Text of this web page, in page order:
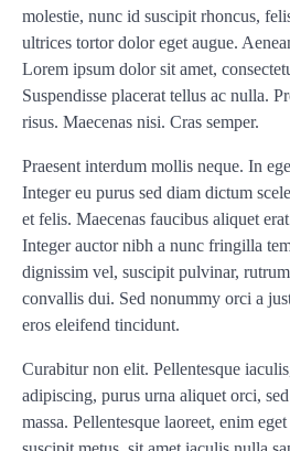
molestie, nunc id suscipit rhoncus,
ultrices tortor dolor eget augue.
Lorem ipsum dolor sit amet,
Suspendisse placerat tellus ac nulla.
risus. Maecenas nisi. Cras semper.
Praesent interdum mollis neque. In
Integer eu purus sed diam dictum
et felis. Maecenas faucibus aliquet
Integer auctor nibh a nunc fringilla
dignissim vel, suscipit pulvinar,
convallis dui. Sed nonummy orci a
eros eleifend tincidunt.
Curabitur non elit. Pellentesque
adipiscing, purus urna aliquet orci,
massa. Pellentesque laoreet, enim